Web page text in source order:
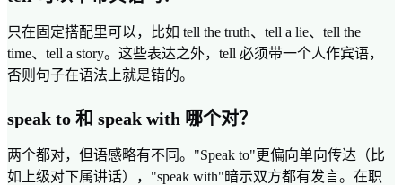
只在固定搭配里可以，比如 tell the truth、tell a lie、tell the
time、tell a story。这些表达之外，tell 必须带一个人作宾语，
否则句子在语法上就是错的。
speak to 和 speak with 哪个对？
两个都对，但语感略有不同。"Speak to"更偏向单向传达（比
如上级对下属讲话），"speak with"暗示双方都有发言。在职